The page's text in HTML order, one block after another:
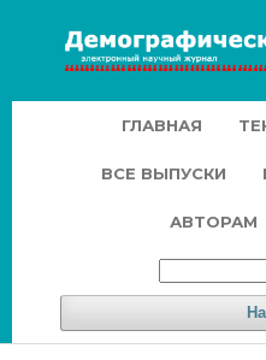
ГЛАВНАЯ
ВСЕ ВЫПУСКИ
АВТОРАМ